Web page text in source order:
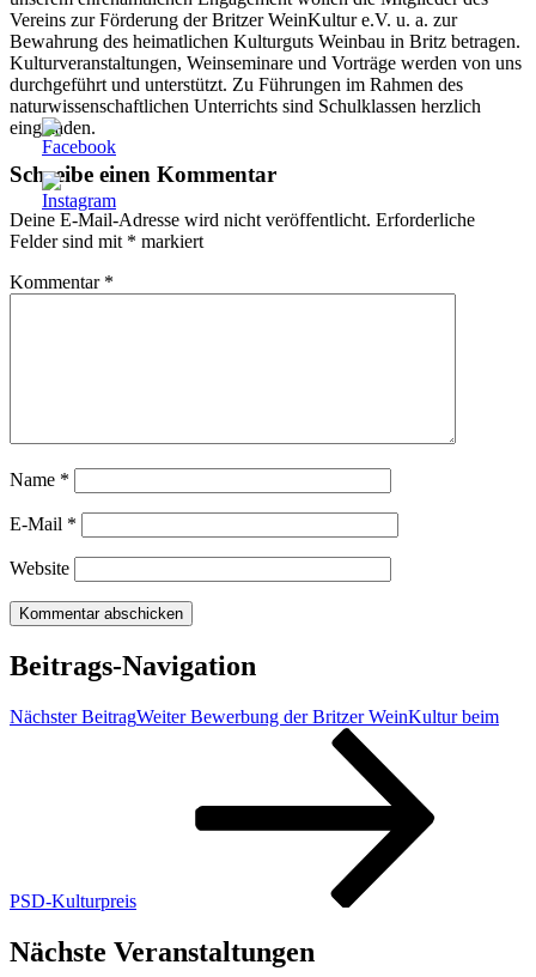
Vereins zur Förderung der Britzer WeinKultur e.V. u. a. zur
Bewahrung des heimatlichen Kulturguts Weinbau in Britz betragen.
Kulturveranstaltungen, Weinseminare und Vorträge werden von uns
durchgeführt und unterstützt. Zu Führungen im Rahmen des
naturwissenschaftlichen Unterrichts sind Schulklassen herzlich
eingeladen.
Schreibe einen Kommentar
Deine E-Mail-Adresse wird nicht veröffentlicht. Erforderliche
Felder sind mit * markiert
Kommentar *
Name *
E-Mail *
Website
Beitrags-Navigation
Nächster BeitragWeiter Bewerbung der Britzer WeinKultur beim
PSD-Kulturpreis
Nächste Veranstaltungen